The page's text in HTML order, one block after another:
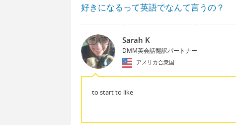
好きになるって英語でなんて言うの？
Sarah K
DMM英会話翻訳パートナー
アメリカ合衆国
to start to like